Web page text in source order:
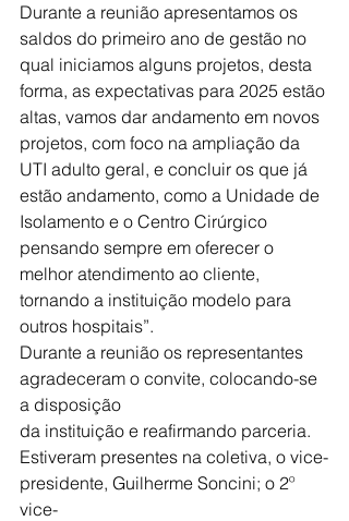
Durante a reunião apresentamos os
saldos do primeiro ano de gestão no
qual iniciamos alguns projetos, desta
forma, as expectativas para 2025 estão
altas, vamos dar andamento em novos
projetos, com foco na ampliação da
UTI adulto geral, e concluir os que já
estão andamento, como a Unidade de
Isolamento e o Centro Cirúrgico
pensando sempre em oferecer o
melhor atendimento ao cliente,
tornando a instituição modelo para
outros hospitais”.
Durante a reunião os representantes
agradeceram o convite, colocando-se
a disposição
da instituição e reafirmando parceria.
Estiveram presentes na coletiva, o vice-
presidente, Guilherme Soncini; o 2º
vice-